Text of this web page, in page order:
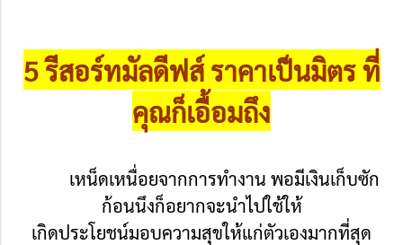
5 รีสอร์ทมัลดีฟส์ ราคาเป็นมิตร ที่
คุณก็เอื้อมถึง
เหน็ดเหนื่อยจากการทำงาน พอมีเงินเก็บซัก
ก้อนนึงก็อยากจะนำไปใช้ให้
เกิดประโยชน์มอบความสุขให้แก่ตัวเองมากที่สุด